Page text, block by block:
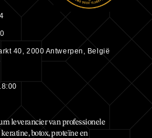
40, 2000 Antwerpen, België
leverancier van professionele
botox, proteïne en